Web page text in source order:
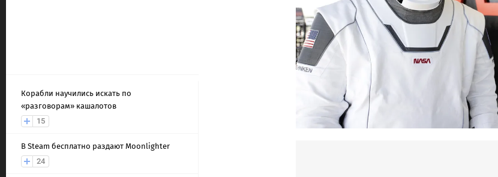
Корабли научились искать по
«разговорам» кашалотов
15
В Steam бесплатно раздают Moonlighter
24